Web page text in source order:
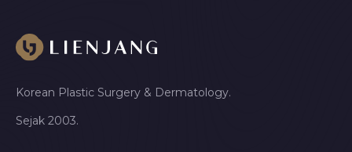
Korean Plastic Surgery & Dermatology.
Sejak 2003.